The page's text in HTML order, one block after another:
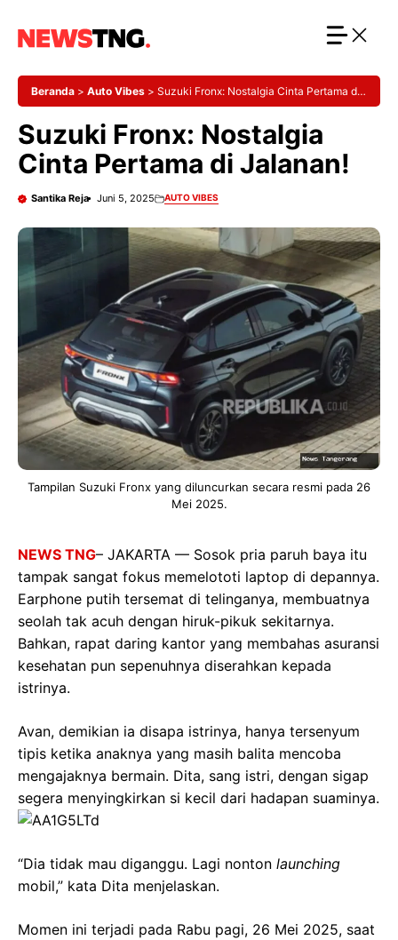
Beranda > Auto Vibes > Suzuki Fronx: Nostalgia Cinta Pertama di
Suzuki Fronx: Nostalgia
Cinta Pertama di Jalanan!
Santika Reja Juni 5, 2025 AUTO VIBES
Tampilan Suzuki Fronx yang diluncurkan secara resmi pada 26
Mei 2025.
NEWS TNG– JAKARTA — Sosok pria paruh baya itu
tampak sangat fokus memelototi laptop di depannya.
Earphone putih tersemat di telinganya, membuatnya
seolah tak acuh dengan hiruk-pikuk sekitarnya.
Bahkan, rapat daring kantor yang membahas asuransi
kesehatan pun sepenuhnya diserahkan kepada
istrinya.
Avan, demikian ia disapa istrinya, hanya tersenyum
tipis ketika anaknya yang masih balita mencoba
mengajaknya bermain. Dita, sang istri, dengan sigap
segera menyingkirkan si kecil dari hadapan suaminya.
“Dia tidak mau diganggu. Lagi nonton launching
mobil,” kata Dita menjelaskan.
Momen ini terjadi pada Rabu pagi, 26 Mei 2025, saat